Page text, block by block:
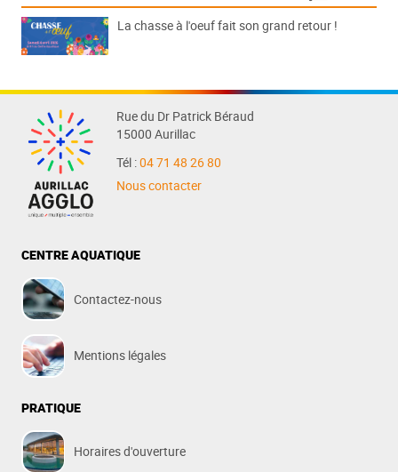
La chasse à l'oeuf fait son grand retour !
Rue du Dr Patrick Béraud
15000 Aurillac
Tél :04 71 48 26 80
Nous contacter
CENTRE AQUATIQUE
Contactez-nous
Mentions légales
PRATIQUE
Horaires d'ouverture